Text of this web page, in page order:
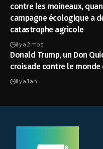
contre les moineaux,
campagne écologique a
catastrophe agricole
il y a 2 mois
Donald Trump, un Don
croisade contre le monde
il y a 1 an